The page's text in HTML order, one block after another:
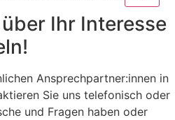
Ihr Interesse
Ansprechpartner:innen in
Sie uns telefonisch oder
und Fragen haben oder